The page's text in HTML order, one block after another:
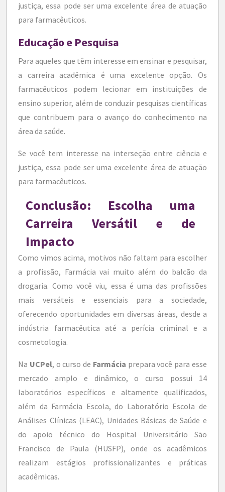
justiça, essa pode ser uma excelente área de atuação
para farmacêuticos.
Educação e Pesquisa
Para aqueles que têm interesse em ensinar e pesquisar,
a carreira acadêmica é uma excelente opção. Os
farmacêuticos podem lecionar em instituições de
ensino superior, além de conduzir pesquisas científicas
que contribuem para o avanço do conhecimento na
área da saúde.
Se você tem interesse na interseção entre ciência e
justiça, essa pode ser uma excelente área de atuação
para farmacêuticos.
Conclusão: Escolha uma
Carreira Versátil e de
Impacto
Como vimos acima, motivos não faltam para escolher
a profissão, Farmácia vai muito além do balcão da
drogaria. Como você viu, essa é uma das profissões
mais versáteis e essenciais para a sociedade,
oferecendo oportunidades em diversas áreas, desde a
indústria farmacêutica até a perícia criminal e a
cosmetologia.
Na UCPel, o curso de Farmácia prepara você para esse
mercado amplo e dinâmico, o curso possui 14
laboratórios específicos e altamente qualificados,
além da Farmácia Escola, do Laboratório Escola de
Análises Clínicas (LEAC), Unidades Básicas de Saúde e
do apoio técnico do Hospital Universitário São
Francisco de Paula (HUSFP), onde os acadêmicos
realizam estágios profissionalizantes e práticas
acadêmicas.